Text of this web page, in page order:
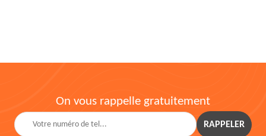
On vous rappelle gratuitement